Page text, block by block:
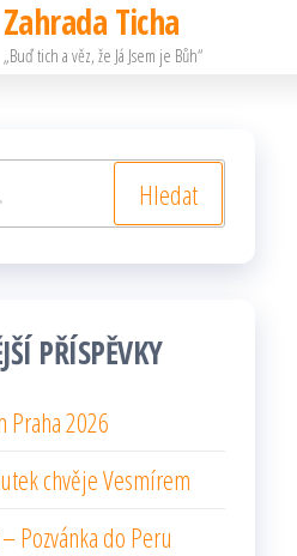
Zahrada Ticha
„Buď tich a věz, že Já Jsem je Bůh“
PŘÍSPĚVKY
Praha 2026
chvěje Vesmírem
Pozvánka do Peru